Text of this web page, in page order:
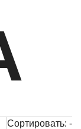
Сортировать: -